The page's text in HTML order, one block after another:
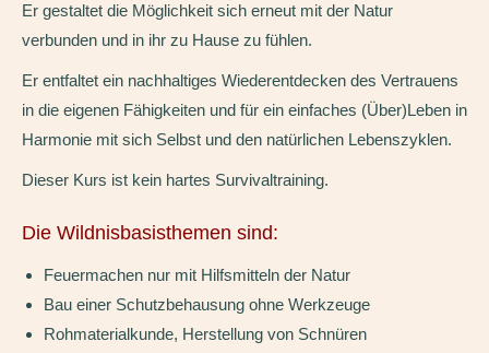
Er gestaltet die Möglichkeit sich erneut mit der Natur
verbunden und in ihr zu Hause zu fühlen.
Er entfaltet ein nachhaltiges Wiederentdecken des Vertrauens
in die eigenen Fähigkeiten und für ein einfaches (Über)Leben in
Harmonie mit sich Selbst und den natürlichen Lebenszyklen.
Dieser Kurs ist kein hartes Survivaltraining.
Die Wildnisbasisthemen sind:
Feuermachen nur mit Hilfsmitteln der Natur
Bau einer Schutzbehausung ohne Werkzeuge
Rohmaterialkunde, Herstellung von Schnüren